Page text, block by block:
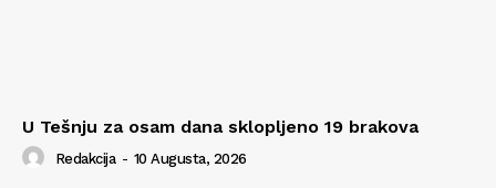
U Tešnju za osam dana sklopljeno 19 brakova
Redakcija - 10 Augusta, 2026